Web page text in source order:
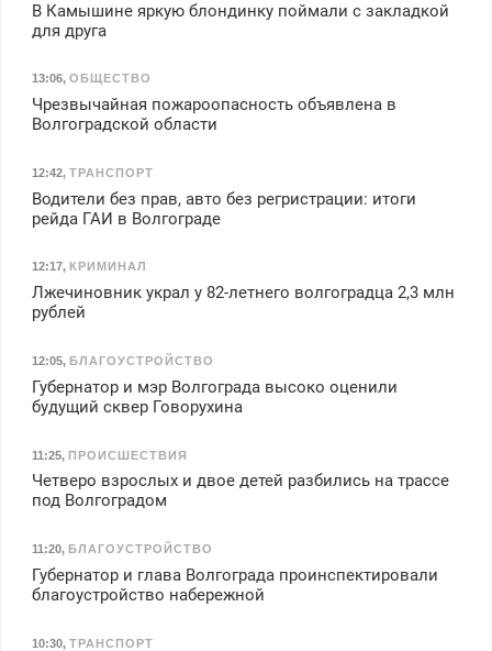
В Камышине яркую блондинку поймали с закладкой
для друга
13:06, ОБЩЕСТВО
Чрезвычайная пожароопасность объявлена в
Волгоградской области
12:42, ТРАНСПОРТ
Водители без прав, авто без регристрации: итоги
рейда ГАИ в Волгограде
12:17, КРИМИНАЛ
Лжечиновник украл у 82-летнего волгоградца 2,3 млн
рублей
12:05, БЛАГОУСТРОЙСТВО
Губернатор и мэр Волгограда высоко оценили
будущий сквер Говорухина
11:25, ПРОИСШЕСТВИЯ
Четверо взрослых и двое детей разбились на трассе
под Волгоградом
11:20, БЛАГОУСТРОЙСТВО
Губернатор и глава Волгограда проинспектировали
благоустройство набережной
10:30, ТРАНСПОРТ